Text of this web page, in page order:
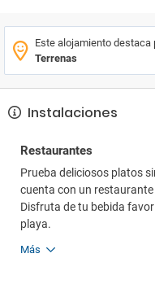
Este alojamiento destaca
Terrenas
Instalaciones
Restaurantes
Prueba deliciosos platos
cuenta con un
Disfruta de tu bebida
playa.
Más